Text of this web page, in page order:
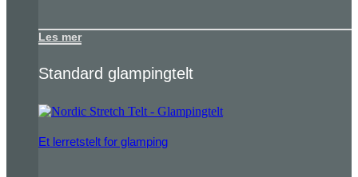
Les mer
Standard glampingtelt
Et lerretstelt for glamping